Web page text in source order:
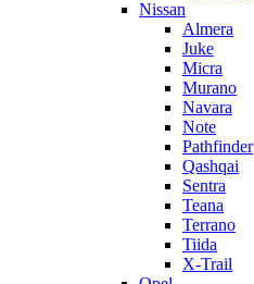
Nissan
Almera
Juke
Micra
Murano
Navara
Note
Pathfinder
Qashqai
Sentra
Teana
Terrano
Tiida
X-Trail